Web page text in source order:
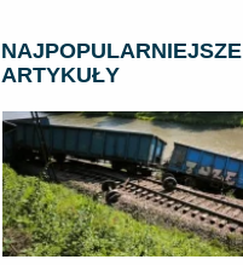
NAJPOPULARNIEJSZE
ARTYKUŁY